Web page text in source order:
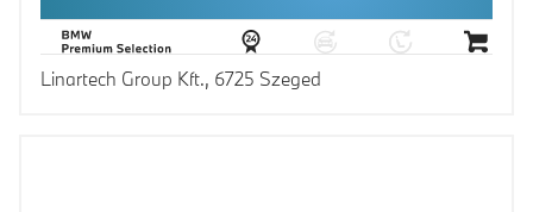
Linartech Group Kft., 6725 Szeged